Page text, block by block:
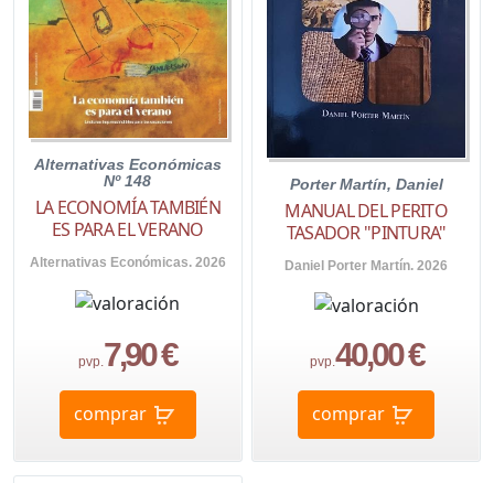
Alternativas Económicas
Nº 148
LA ECONOMÍA TAMBIÉN
ES PARA EL VERANO
Alternativas Económicas. 2026
pvp.7,90 €
comprar
Porter Martín, Daniel
MANUAL DEL PERITO
TASADOR "PINTURA"
Daniel Porter Martín. 2026
pvp.40,00 €
comprar